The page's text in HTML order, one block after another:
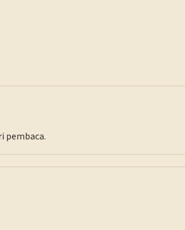
pembaca.